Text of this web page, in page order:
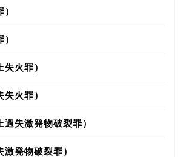
火罪）
火罪）
失激発物破裂罪）
発物破裂罪）